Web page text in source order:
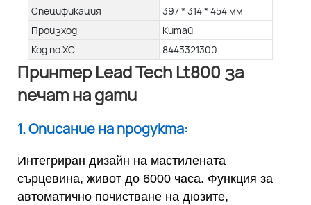
Спецификация
397 * 314 * 454 мм
Произход
Китай
Код по ХС
8443321300
Принтер Lead Tech Lt800 за
печат на дати
1. Описание на продукта:
Интегриран дизайн на мастилената
сърцевина, живот до 6000 часа. Функция за
автоматично почистване на дюзите,